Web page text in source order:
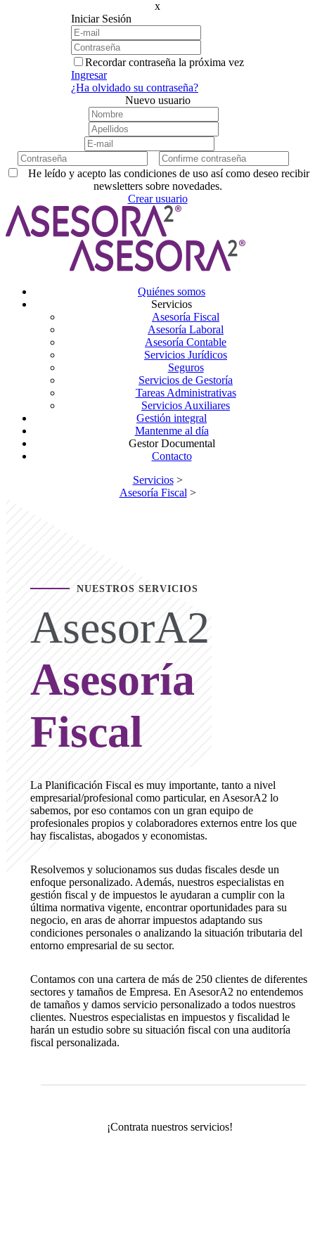
x
Iniciar Sesión
Recordar contraseña la próxima vez
Ingresar
¿Ha olvidado su contraseña?
Nuevo usuario
He leído y acepto las condiciones de uso así como deseo recibir
newsletters sobre novedades.
Crear usuario
Quiénes somos
Servicios
Asesoría Fiscal
Asesoría Laboral
Asesoría Contable
Servicios Jurídicos
Seguros
Servicios de Gestoría
Tareas Administrativas
Servicios Auxiliares
Gestión integral
Mantenme al día
Gestor Documental
Contacto
Servicios>
Asesoría Fiscal >
NUESTROS SERVICIOS
AsesorA2
Asesoría
Fiscal
La Planificación Fiscal es muy importante, tanto a nivel
empresarial/profesional como particular, en AsesorA2 lo
sabemos, por eso contamos con un gran equipo de
profesionales propios y colaboradores externos entre los que
hay fiscalistas, abogados y economistas.
Resolvemos y solucionamos sus dudas fiscales desde un
enfoque personalizado. Además, nuestros especialistas en
gestión fiscal y de impuestos le ayudaran a cumplir con la
última normativa vigente, encontrar oportunidades para su
negocio, en aras de ahorrar impuestos adaptando sus
condiciones personales o analizando la situación tributaria del
entorno empresarial de su sector.
Contamos con una cartera de más de 250 clientes de diferentes
sectores y tamaños de Empresa. En AsesorA2 no entendemos
de tamaños y damos servicio personalizado a todos nuestros
clientes. Nuestros especialistas en impuestos y fiscalidad le
harán un estudio sobre su situación fiscal con una auditoría
fiscal personalizada.
¡Contrata nuestros servicios!